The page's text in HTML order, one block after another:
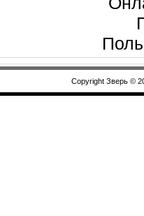
Copyright Зверь ©